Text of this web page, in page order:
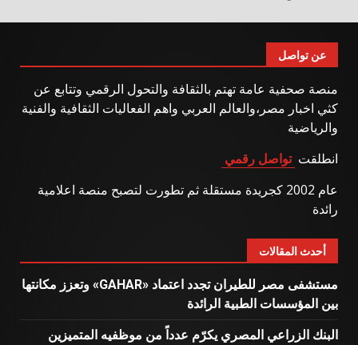
عن تواصل
منصة صحفية عامة تهتم بالثقافة والتحول الرقمي وتتابع عن
كثي اخبار مصر،والعالم العربي واهم الفعاليات الثقافية والفنية
والرياضية
انطلقت تواصل رقمي
عام 2002 كجريدة مستقلة ثم تطورت لتصبح منصة اعلامية
رائدة
أحدث المقالات
مستشفى مصر للطيران تجدد اعتماد «GAHAR» وتعزز مكانتها
بين المؤسسات الطبية الرائدة
البنك الزراعي المصري يكرّم عدداً من موظفيه المتميزين